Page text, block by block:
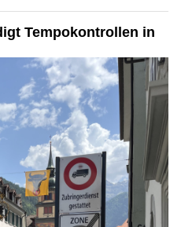
Tempokontrollen in